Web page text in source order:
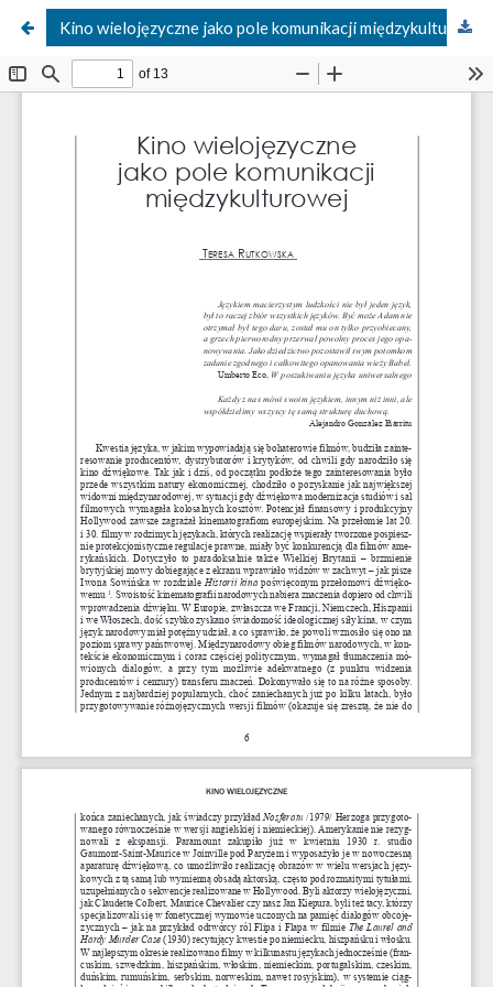
Kino wielojęzyczne jako pole komunikacji międzykulturowej